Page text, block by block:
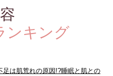
ンキング
足は肌荒れの原因!?睡眠と肌との